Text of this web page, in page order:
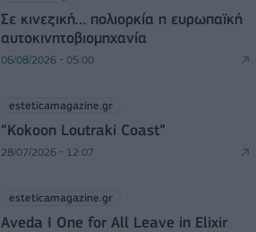
Σε κινεζική… πολιορκία η ευρωπαϊκή
αυτοκινητοβιομηχανία
06/08/2026 - 05:00
esteticamagazine.gr
“Kokoon Loutraki Coast”
28/07/2026 - 12:07
esteticamagazine.gr
Aveda I One for All Leave in Elixir